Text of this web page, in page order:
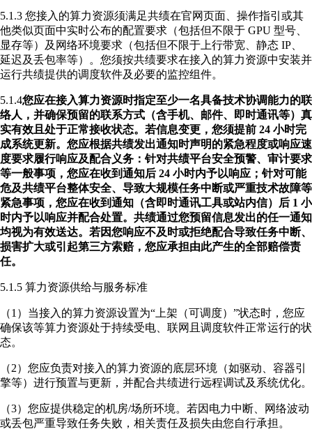
5.1.3 您接入的算力资源须满足共绩在官网页面、操作指引或其
他类似页面中实时公布的配置要求（包括但不限于 GPU 型号、
显存等）及网络环境要求（包括但不限于上行带宽、静态 IP、
延迟及丢包率等）。您须按共绩要求在接入的算力资源中安装并
运行共绩提供的调度软件及必要的监控组件。
5.1.4您应在接入算力资源时指定至少一名具备技术协调能力的联
络人，并确保预留的联系方式（含手机、邮件、即时通讯等）真
实有效且处于正常接收状态。若信息变更，您须提前 24 小时完
成系统更新。您应根据共绩发出通知时声明的紧急程度或响应速
度要求履行响应及配合义务：针对共绩平台安全预警、审计要求
等一般事项，您应在收到通知后 24 小时内予以响应；针对可能
危及共绩平台整体安全、导致大规模任务中断或严重技术故障等
紧急事项，您应在收到通知（含即时通讯工具或站内信）后 1 小
时内予以响应并配合处置。共绩通过您预留信息发出的任一通知
均视为有效送达。若因您响应不及时或拒绝配合导致任务中断、
损害扩大或引起第三方索赔，您应承担由此产生的全部赔偿责
任。
5.1.5 算力资源供给与服务标准
（1）当接入的算力资源设置为“上架（可调度）”状态时，您应
确保该等算力资源处于持续受电、联网且调度软件正常运行的状
态。
（2）您应负责对接入的算力资源的底层环境（如驱动、容器引
擎等）进行预置与更新，并配合共绩进行远程调试及系统优化。
（3）您应提供稳定的机房/场所环境。若因电力中断、网络波动
或丢包严重导致任务失败，相关责任及损失由您自行承担。